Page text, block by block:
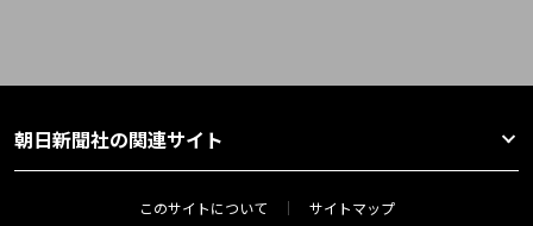
朝日新聞社の関連サイト
このサイトについて サイトマップ